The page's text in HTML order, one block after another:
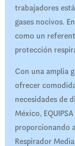
trabajadores
gases nocivos.
como un
protección
Con una amplia
ofrecer
necesidades de
México,
proporcionando
Respirador